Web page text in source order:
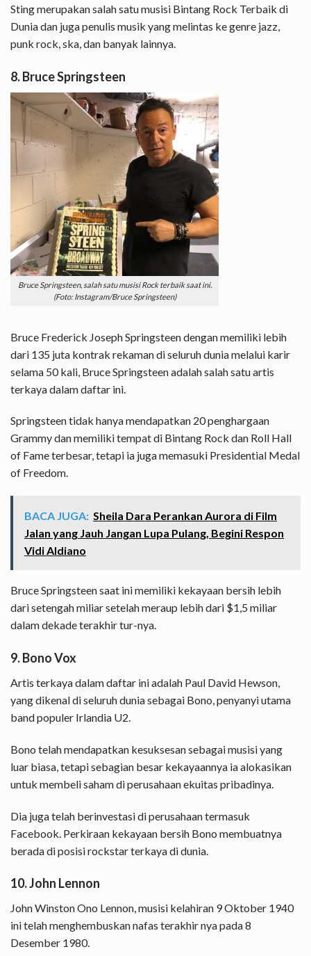
Sting merupakan salah satu musisi Bintang Rock Terbaik di
Dunia dan juga penulis musik yang melintas ke genre jazz,
punk rock, ska, dan banyak lainnya.
8. Bruce Springsteen
Bruce Springsteen, salah satu musisi Rock terbaik saat ini.
(Foto: Instagram/Bruce Springsteen)
Bruce Frederick Joseph Springsteen dengan memiliki lebih
dari 135 juta kontrak rekaman di seluruh dunia melalui karir
selama 50 kali, Bruce Springsteen adalah salah satu artis
terkaya dalam daftar ini.
Springsteen tidak hanya mendapatkan 20 penghargaan
Grammy dan memiliki tempat di Bintang Rock dan Roll Hall
of Fame terbesar, tetapi ia juga memasuki Presidential Medal
of Freedom.
BACA JUGA: Sheila Dara Perankan Aurora di Film
Jalan yang Jauh Jangan Lupa Pulang, Begini Respon
Vidi Aldiano
Bruce Springsteen saat ini memiliki kekayaan bersih lebih
dari setengah miliar setelah meraup lebih dari $1,5 miliar
dalam dekade terakhir tur-nya.
9. Bono Vox
Artis terkaya dalam daftar ini adalah Paul David Hewson,
yang dikenal di seluruh dunia sebagai Bono, penyanyi utama
band populer Irlandia U2.
Bono telah mendapatkan kesuksesan sebagai musisi yang
luar biasa, tetapi sebagian besar kekayaannya ia alokasikan
untuk membeli saham di perusahaan ekuitas pribadinya.
Dia juga telah berinvestasi di perusahaan termasuk
Facebook. Perkiraan kekayaan bersih Bono membuatnya
berada di posisi rockstar terkaya di dunia.
10. John Lennon
John Winston Ono Lennon, musisi kelahiran 9 Oktober 1940
ini telah menghembuskan nafas terakhir nya pada 8
Desember 1980.